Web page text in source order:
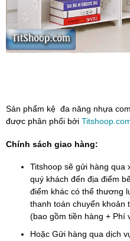
Sản phẩm kệ đa năng nhựa
được phân phối bởi
Chính sách giao hàng:
Titshoop sẽ gửi hàng qua
quý khách đến địa điểm
điểm khác có thể thương
thanh toán chuyển khoản
(bao gồm tiền hàng + Phí
Hoặc Gửi hàng qua dịch